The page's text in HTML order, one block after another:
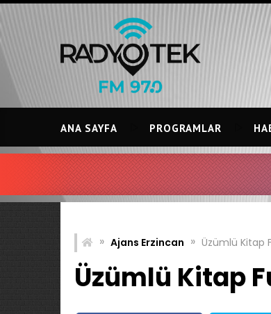
Skip
to
content
ANA SAYFA PROGRAMLAR
» Ajans Erzincan » Üzümlü Kitap
Üzümlü Kitap